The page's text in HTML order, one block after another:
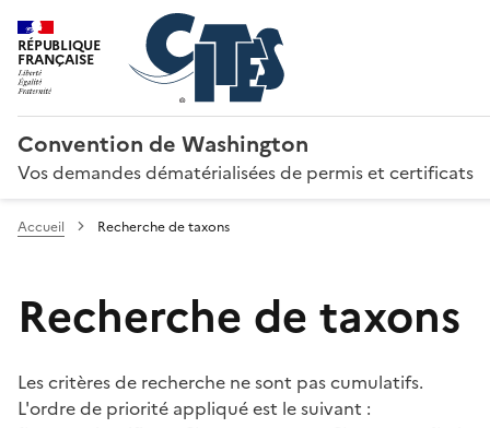
RÉPUBLIQUE
FRANÇAISE
Convention de Washington
Vos demandes dématérialisées de permis et certificats
Accueil Recherche de taxons
Recherche de taxons
Les critères de recherche ne sont pas cumulatifs.
L'ordre de priorité appliqué est le suivant :